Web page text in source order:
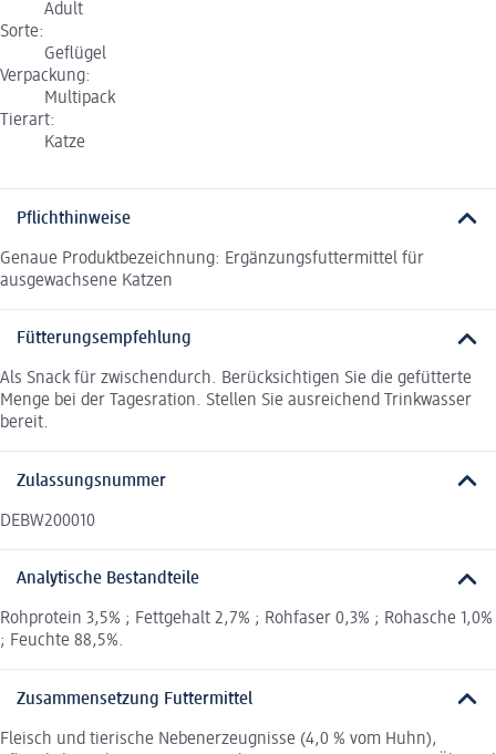
Adult
Sorte:
Geflügel
Verpackung:
Multipack
Tierart:
Katze
Pflichthinweise
Genaue Produktbezeichnung: Ergänzungsfuttermittel für
ausgewachsene Katzen
Fütterungsempfehlung
Als Snack für zwischendurch. Berücksichtigen Sie die gefütterte
Menge bei der Tagesration. Stellen Sie ausreichend Trinkwasser
bereit.
Zulassungsnummer
DEBW200010
Analytische Bestandteile
Rohprotein 3,5% ; Fettgehalt 2,7% ; Rohfaser 0,3% ; Rohasche 1,0%
; Feuchte 88,5%.
Zusammensetzung Futtermittel
Fleisch und tierische Nebenerzeugnisse (4,0 % vom Huhn),